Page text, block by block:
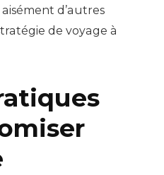
d’autres
de voyage à